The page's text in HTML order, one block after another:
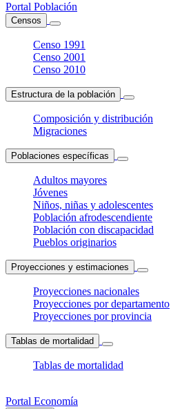
Portal Población
Censos
Censo 1991
Censo 2001
Censo 2010
Estructura de la población
Composición y distribución
Migraciones
Poblaciones específicas
Adultos mayores
Jóvenes
Niños, niñas y adolescentes
Población afrodescendiente
Población con discapacidad
Pueblos originarios
Proyecciones y estimaciones
Proyecciones nacionales
Proyecciones por departamento
Proyecciones por provincia
Tablas de mortalidad
Tablas de mortalidad
Portal Economía